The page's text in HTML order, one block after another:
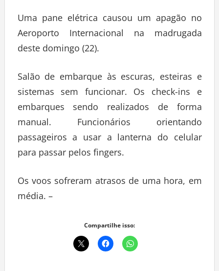
Uma pane elétrica causou um apagão no
Aeroporto Internacional na madrugada
deste domingo (22).
Salão de embarque às escuras, esteiras e
sistemas sem funcionar. Os check-ins e
embarques sendo realizados de forma
manual. Funcionários orientando
passageiros a usar a lanterna do celular
para passar pelos fingers.
Os voos sofreram atrasos de uma hora, em
média. –
Compartilhe isso: